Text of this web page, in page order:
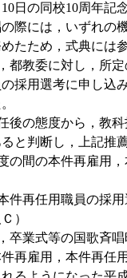
日の同校10周年記
際には，いずれの
たため，式典には
都教委に対し，所
採用選考に申し込
の態度から，教
と判断し，上記推
の間の本件再雇用
再任用職員の採
）
業式等の国歌斉
再雇用，本件再任